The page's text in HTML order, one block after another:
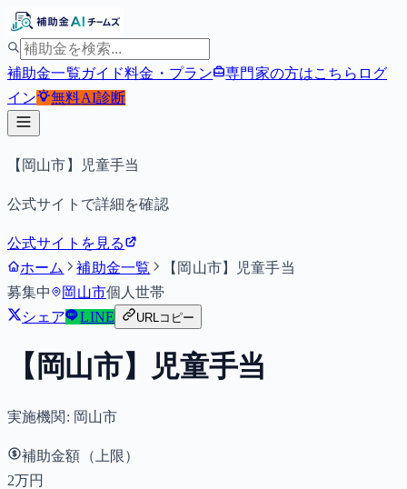
補助金一覧ガイド料金・プラン 専門家の方はこちら ログ
イン
無料AI診断
【岡山市】児童手当
公式サイトで詳細を確認
公式サイトを見る
ホーム
補助金一覧
【岡山市】児童手当
募集中
岡山市個人世帯
シェア
LINE URLコピー
【岡山市】児童手当
実施機関: 岡山市
補助金額（上限）
2万円